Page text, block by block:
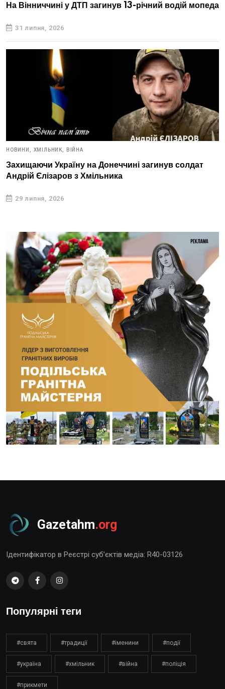
На Вінниччині у ДТП загинув 13-річний водій мопеда
31 липня, 2026
НОВИНИ, ХМІЛЬНИК, ВІЙНА
Захищаючи Україну на Донеччині загинув солдат
Андрій Єлізаров з Хмільника
29 липня, 2026
Gazetahm.org
Ідентифікатор в Реєстрі суб’єктів медіа: R40-03126
Популярні теги
#свята #традиції #іменини #події
#україна #хмільник #війна #поліція
#прикмети